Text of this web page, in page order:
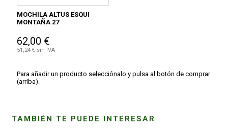
MOCHILA ALTUS ESQUI
MONTAÑA 27
62,00 €
51,24 € sin IVA
Para añadir un producto selecciónalo y pulsa al botón de comprar
(arriba).
TAMBIÉN TE PUEDE INTERESAR